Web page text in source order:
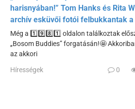
harisnyában!” Tom Hanks és Rita
archív esküvői fotói felbukkantak a
Még a 1️⃣9️⃣8️⃣1️⃣ oldalon találkoztak
„Bosom Buddies” forgatásán!🤩
az akkori
Hírességek 0